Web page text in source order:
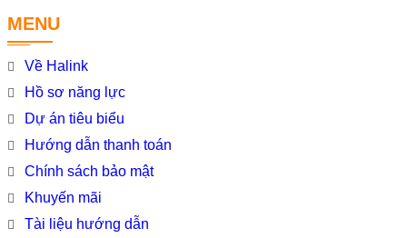
MENU
Về Halink
Hồ sơ năng lực
Dự án tiêu biểu
Hướng dẫn thanh toán
Chính sách bảo mật
Khuyến mãi
Tài liệu hướng dẫn